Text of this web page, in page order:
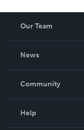
Our Team
News
In The News
Community
Help